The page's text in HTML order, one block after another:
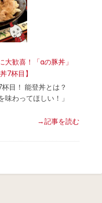
大歓喜！「αの豚丼」
7杯目】
目！ 能登丼とは？
味わってほしい！」
→記事を読む